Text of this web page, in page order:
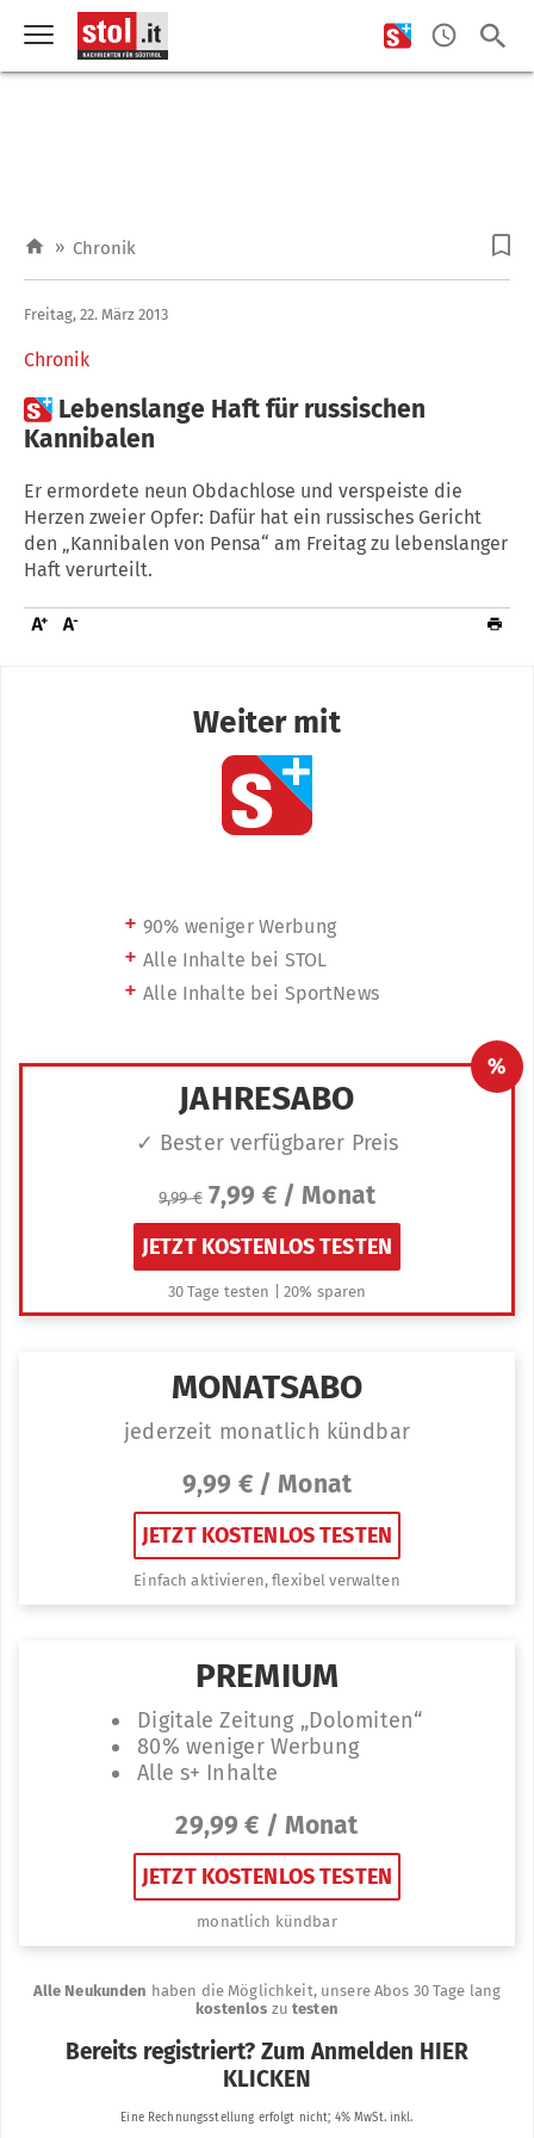
» Chronik
Chronik
Freitag, 22. März 2013
 Lebenslange Haft für russischen
Kannibalen
Er ermordete neun Obdachlose und verspeiste die
Herzen zweier Opfer: Dafür hat ein russisches Gericht
den „Kannibalen von Pensa“ am Freitag zu lebenslanger
Haft verurteilt.